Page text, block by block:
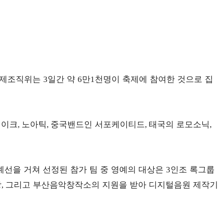
조직위는 3일간 약 6만1천명이 축제에 참여한 것으로 집
크, 노아틱, 중국밴드인 서포케이티드, 태국의 로모소닉,
선을 거쳐 선정된 참가 팀 중 영예의 대상은 3인조 록그룹
, 그리고 부산음악창작소의 지원을 받아 디지털음원 제작기